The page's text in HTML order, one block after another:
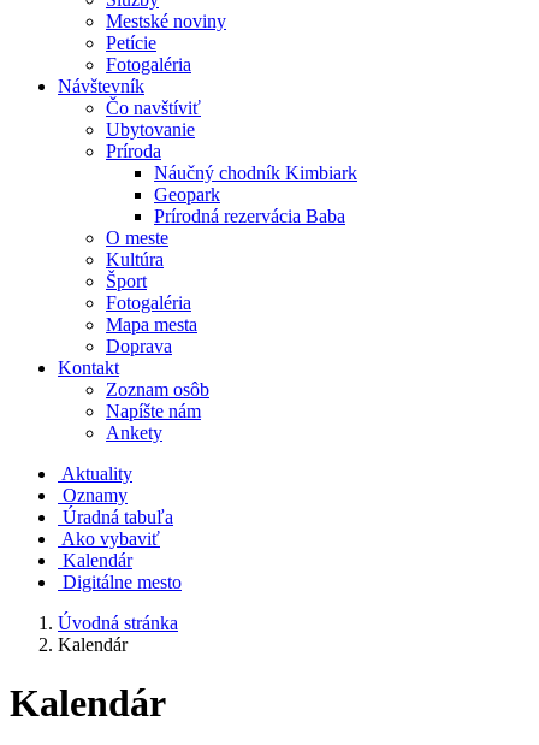
Mestské noviny
Petície
Fotogaléria
Návštevník
Čo navštíviť
Ubytovanie
Príroda
Náučný chodník Kimbiark
Geopark
Prírodná rezervácia Baba
O meste
Kultúra
Šport
Fotogaléria
Mapa mesta
Doprava
Kontakt
Zoznam osôb
Napíšte nám
Ankety
Aktuality
Oznamy
Úradná tabuľa
Ako vybaviť
Kalendár
Digitálne mesto
Úvodná stránka
Kalendár
Kalendár